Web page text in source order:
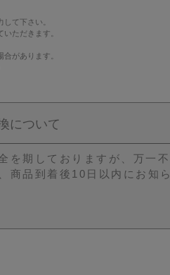
て下さい。
ただきます。
があります。
について
を期しておりますが、万一不
商品到着後10日以内にお知ら